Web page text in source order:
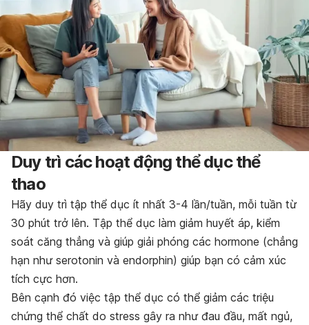
Duy trì các hoạt động thể dục thể
thao
Hãy duy trì tập thể dục ít nhất 3-4 lần/tuần, mỗi tuần từ
30 phút trở lên. Tập thể dục làm giảm huyết áp, kiểm
soát căng thẳng và giúp giải phóng các hormone (chẳng
hạn như serotonin và endorphin) giúp bạn có cảm xúc
tích cực hơn.
Bên cạnh đó việc tập thể dục có thể giảm các triệu
chứng thể chất do stress gây ra như đau đầu, mất ngủ,